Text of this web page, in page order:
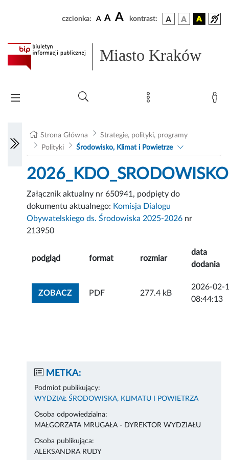
czcionka: A A A kontrast:
Miasto Kraków
Strona Główna
Strategie, polityki, programy
Polityki
Środowisko, Klimat i Powietrze
Załącznik aktualny nr 650941, podpięty do
dokumentu aktualnego: Komisja Dialogu
Obywatelskiego ds. Środowiska 2025-2026 nr
213950
podgląd format rozmiar
data
dodania
ZOBACZZOBACZ ZAŁĄCZNIK
PDF 277.4 kB
2026-02-
08:44:13
METKA:
Podmiot publikujący:
WYDZIAŁ ŚRODOWISKA, KLIMATU I POWIETRZA
Osoba odpowiedzialna:
MAŁGORZATA MRUGAŁA - DYREKTOR WYDZIAŁU
Osoba publikująca:
ALEKSANDRA RUDY